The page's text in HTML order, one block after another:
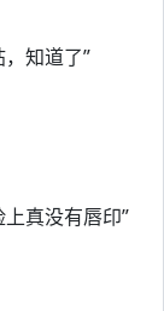
知道了”
真没有唇印”